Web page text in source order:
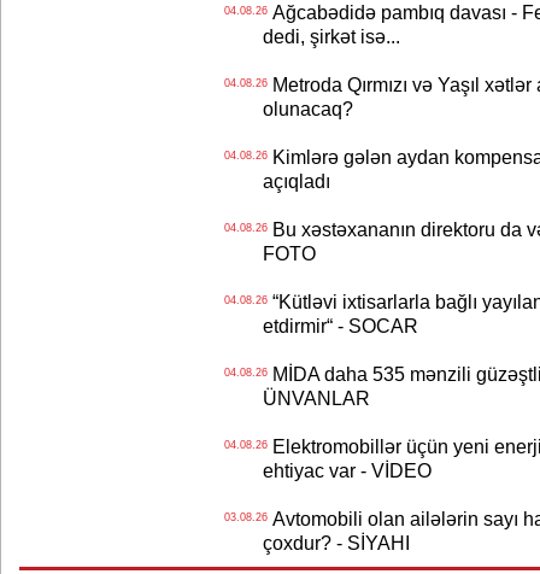
04.08.26Ağcabədidə pambıq davası -
dedi, şirkət isə...
04.08.26Metroda Qırmızı və Yaşıl
olunacaq?
04.08.26Kimlərə gələn aydan
açıqladı
04.08.26Bu xəstəxananın direktoru da
FOTO
04.08.26“Kütləvi ixtisarlarla bağlı
etdirmir“ - SOCAR
04.08.26MİDA daha 535 mənzili güzəştli
ÜNVANLAR
04.08.26Elektromobillər üçün yeni
ehtiyac var - VİDEO
03.08.26Avtomobili olan ailələrin sayı
çoxdur? - SİYAHI